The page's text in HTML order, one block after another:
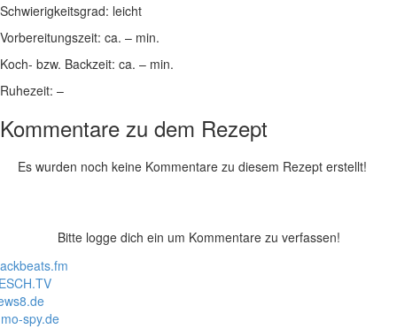
Schwierigkeitsgrad: leicht
Vorbereitungszeit: ca. – min.
Koch- bzw. Backzeit: ca. – min.
Ruhezeit: –
Kommentare zu dem Rezept
Es wurden noch keine Kommentare zu diesem Rezept erstellt!
Bitte logge dich ein um Kommentare zu verfassen!
spy.de